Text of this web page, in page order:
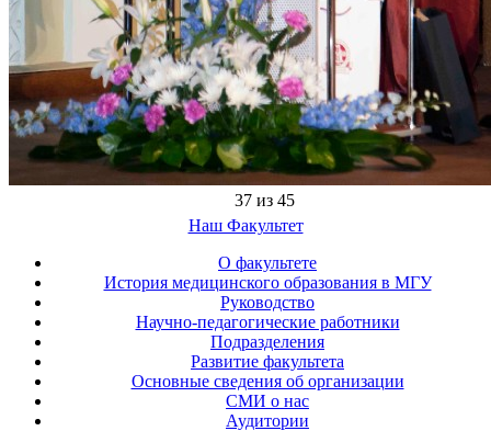
37 из 45
Наш Факультет
О факультете
История медицинского образования в МГУ
Руководство
Научно-педагогические работники
Подразделения
Развитие факультета
Основные сведения об организации
СМИ о нас
Аудитории